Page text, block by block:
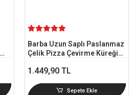
Barba Uzun Saplı Paslanmaz
Çelik Pizza Çevirme Küreği
1.449,90 TL
Sepete Ekle